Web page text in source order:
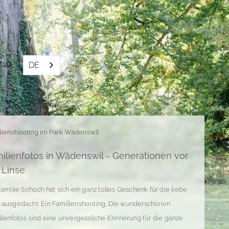
DE
im Park Wädenswil
in Wädenswil - Generationen vor
Schoch hat sich ein ganz tolles Geschenk für die liebe
ausgedacht: Ein Familienshooting. Die wunderschönen
sind eine unvergessliche Erinnerung für die ganze